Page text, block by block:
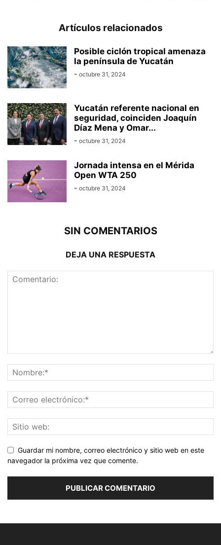
Artículos relacionados
Posible ciclón tropical amenaza
la península de Yucatán
- octubre 31, 2024
Yucatán referente nacional en
seguridad, coinciden Joaquín
Díaz Mena y Omar...
- octubre 31, 2024
Jornada intensa en el Mérida
Open WTA 250
- octubre 31, 2024
SIN COMENTARIOS
DEJA UNA RESPUESTA
Guardar mi nombre, correo electrónico y sitio web en este
navegador la próxima vez que comente.